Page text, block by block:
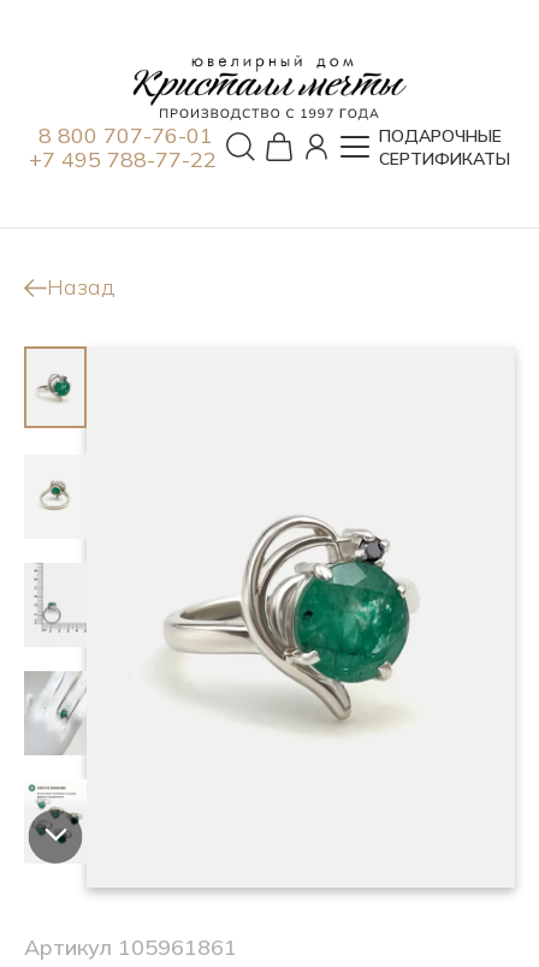
8 800 707-76-01
+7 495 788-77-22
ПОДАРОЧНЫЕ
СЕРТИФИКАТЫ
Назад
Артикул 105961861